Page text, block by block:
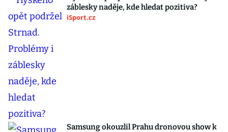
záblesky naděje, kde hledat pozitiva?
iSport.cz
Samsung okouzlil Prahu dronovou show k